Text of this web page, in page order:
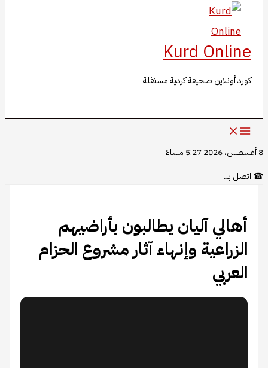
المحتوى
Kurd Online
كورد أونلاين صحيفة كردية مستقلة
8 أغسطس، 2026 5:27 مساءً
☎اتصل بنا
أهالي آليان يطالبون بأراضيهم
الزراعية وإنهاء آثار مشروع الحزام
العربي